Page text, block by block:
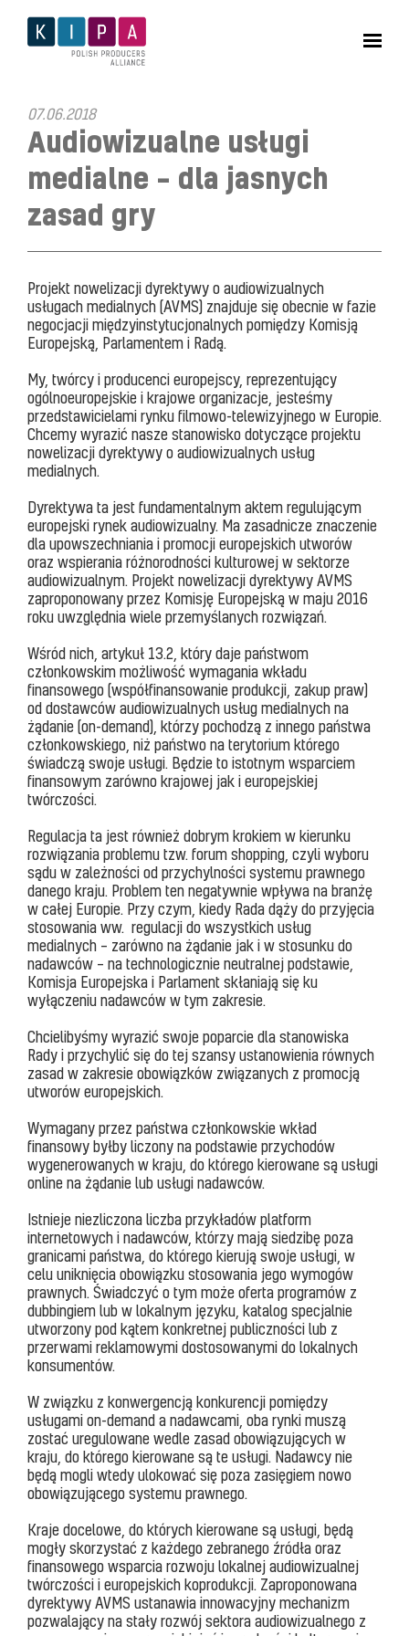
07.06.2018
Audiowizualne usługi
medialne – dla jasnych
zasad gry
Projekt nowelizacji dyrektywy o audiowizualnych
usługach medialnych (AVMS) znajduje się obecnie w fazie
negocjacji międzyinstytucjonalnych pomiędzy Komisją
Europejską, Parlamentem i Radą.
My, twórcy i producenci europejscy, reprezentujący
ogólnoeuropejskie i krajowe organizacje, jesteśmy
przedstawicielami rynku filmowo-telewizyjnego w Europie.
Chcemy wyrazić nasze stanowisko dotyczące projektu
nowelizacji dyrektywy o audiowizualnych usług
medialnych.
Dyrektywa ta jest fundamentalnym aktem regulującym
europejski rynek audiowizualny. Ma zasadnicze znaczenie
dla upowszechniania i promocji europejskich utworów
oraz wspierania różnorodności kulturowej w sektorze
audiowizualnym. Projekt nowelizacji dyrektywy AVMS
zaproponowany przez Komisję Europejską w maju 2016
roku uwzględnia wiele przemyślanych rozwiązań.
Wśród nich, artykuł 13.2, który daje państwom
członkowskim możliwość wymagania wkładu
finansowego (współfinansowanie produkcji, zakup praw)
od dostawców audiowizualnych usług medialnych na
żądanie (on-demand), którzy pochodzą z innego państwa
członkowskiego, niż państwo na terytorium którego
świadczą swoje usługi. Będzie to istotnym wsparciem
finansowym zarówno krajowej jak i europejskiej
twórczości.
Regulacja ta jest również dobrym krokiem w kierunku
rozwiązania problemu tzw. forum shopping, czyli wyboru
sądu w zależności od przychylności systemu prawnego
danego kraju. Problem ten negatywnie wpływa na branżę
w całej Europie. Przy czym, kiedy Rada dąży do przyjęcia
stosowania ww. regulacji do wszystkich usług
medialnych – zarówno na żądanie jak i w stosunku do
nadawców – na technologicznie neutralnej podstawie,
Komisja Europejska i Parlament skłaniają się ku
wyłączeniu nadawców w tym zakresie.
Chcielibyśmy wyrazić swoje poparcie dla stanowiska
Rady i przychylić się do tej szansy ustanowienia równych
zasad w zakresie obowiązków związanych z promocją
utworów europejskich.
Wymagany przez państwa członkowskie wkład
finansowy byłby liczony na podstawie przychodów
wygenerowanych w kraju, do którego kierowane są usługi
online na żądanie lub usługi nadawców.
Istnieje niezliczona liczba przykładów platform
internetowych i nadawców, którzy mają siedzibę poza
granicami państwa, do którego kierują swoje usługi, w
celu uniknięcia obowiązku stosowania jego wymogów
prawnych. Świadczyć o tym może oferta programów z
dubbingiem lub w lokalnym języku, katalog specjalnie
utworzony pod kątem konkretnej publiczności lub z
przerwami reklamowymi dostosowanymi do lokalnych
konsumentów.
W związku z konwergencją konkurencji pomiędzy
usługami on-demand a nadawcami, oba rynki muszą
zostać uregulowane wedle zasad obowiązujących w
kraju, do którego kierowane są te usługi. Nadawcy nie
będą mogli wtedy ulokować się poza zasięgiem nowo
obowiązującego systemu prawnego.
Kraje docelowe, do których kierowane są usługi, będą
mogły skorzystać z każdego zebranego źródła oraz
finansowego wsparcia rozwoju lokalnej audiowizualnej
twórczości i europejskich koprodukcji. Zaproponowana
dyrektywy AVMS ustanawia innowacyjny mechanizm
pozwalający na stały rozwój sektora audiowizualnego z